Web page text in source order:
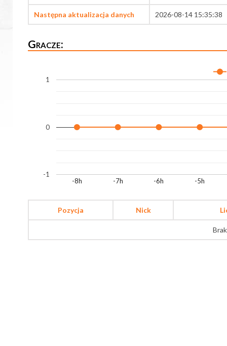
Następna aktualizacja danych 2026-08-14 15:35:38
Gracze:
-8h -7h -6h -5h
-1
0
1
Pozycja Nick